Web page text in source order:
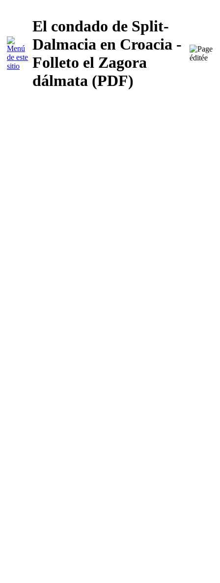
El condado de Split-
Dalmacia en Croacia -
Folleto el Zagora
dálmata (PDF)